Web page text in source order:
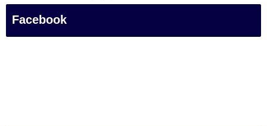
「マジシャン和歌山旅 白浜町・三段壁展望台」
Facebook